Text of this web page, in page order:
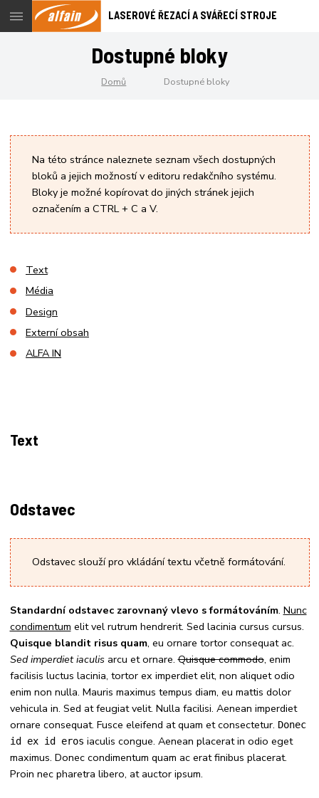
Menu
LASEROVÉ ŘEZACÍ A SVÁŘECÍ STROJE
Dostupné bloky
Domů Dostupné bloky
Na této stránce naleznete seznam všech dostupných
bloků a jejich možností v editoru redakčního systému.
Bloky je možné kopírovat do jiných stránek jejich
označením a CTRL + C a V.
Text
Média
Design
Externí obsah
ALFA IN
Text
Odstavec
Odstavec slouží pro vkládání textu včetně formátování.
Standardní odstavec zarovnaný vlevo s formátováním. Nunc
condimentum elit vel rutrum hendrerit. Sed lacinia cursus cursus.
Quisque blandit risus quam, eu ornare tortor consequat ac.
Sed imperdiet iaculis arcu et ornare.Quisque commodo, enim
facilisis luctus lacinia, tortor ex imperdiet elit, non aliquet odio
enim non nulla. Mauris maximus tempus diam, eu mattis dolor
vehicula in. Sed at feugiat velit. Nulla facilisi. Aenean imperdiet
ornare consequat. Fusce eleifend at quam et consectetur. Donec
id ex id eros iaculis congue. Aenean placerat in odio eget
maximus. Donec condimentum quam ac erat finibus placerat.
Proin nec pharetra libero, at auctor ipsum.